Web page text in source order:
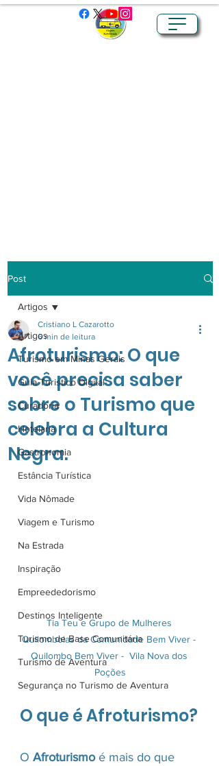
Post
Artigos
Turismo em Minas Gerais
Guia Turistico Digital
Curadoria
Hotelaria
Gastronomia
Estância Turística
Vida Nômade
Viagem e Turismo
Na Estrada
Inspiração
Empreededorismo
Destinos Inteligente
Turismo de Base Comunitária
Turismo de Aventura
Segurança no Turismo de Aventura
Artigos
Afroturismo: O que
você precisa saber
sobre o Turismo que
celebra a Cultura
Negra.
Cristiano L Cazarotto
6 min de leitura
Tia Teu e Grupo de Mulheres
Quilombolas da Comunidade Bem Viver -
Quilombo Bem Viver -  Vila Nova dos
Poções
O que é Afroturismo?
O Afroturismo é mais do que